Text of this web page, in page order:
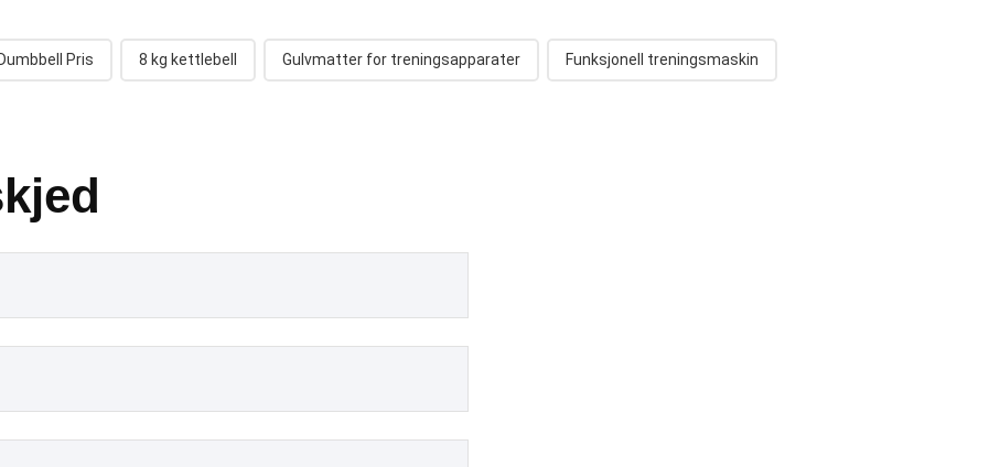
Dumbbell Pris 8 kg kettlebell Gulvmatter for treningsapparater Funksjonell treningsmaskin